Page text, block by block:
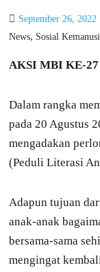
September 26, 2022
News, Sosial
AKSI MBI KE-27
Dalam rangka
pada 20 Agustus
mengadakan
(Peduli Literasi
Adapun tujuan
anak-anak
bersama-sama
mengingat